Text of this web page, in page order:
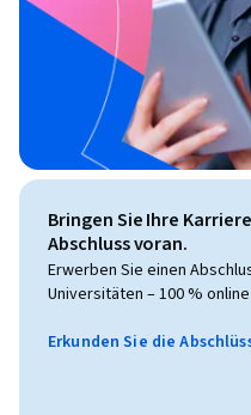
Bringen Sie Ihre
Abschluss voran.
Erwerben Sie einen
Universitäten – 100 % online
Erkunden Sie die